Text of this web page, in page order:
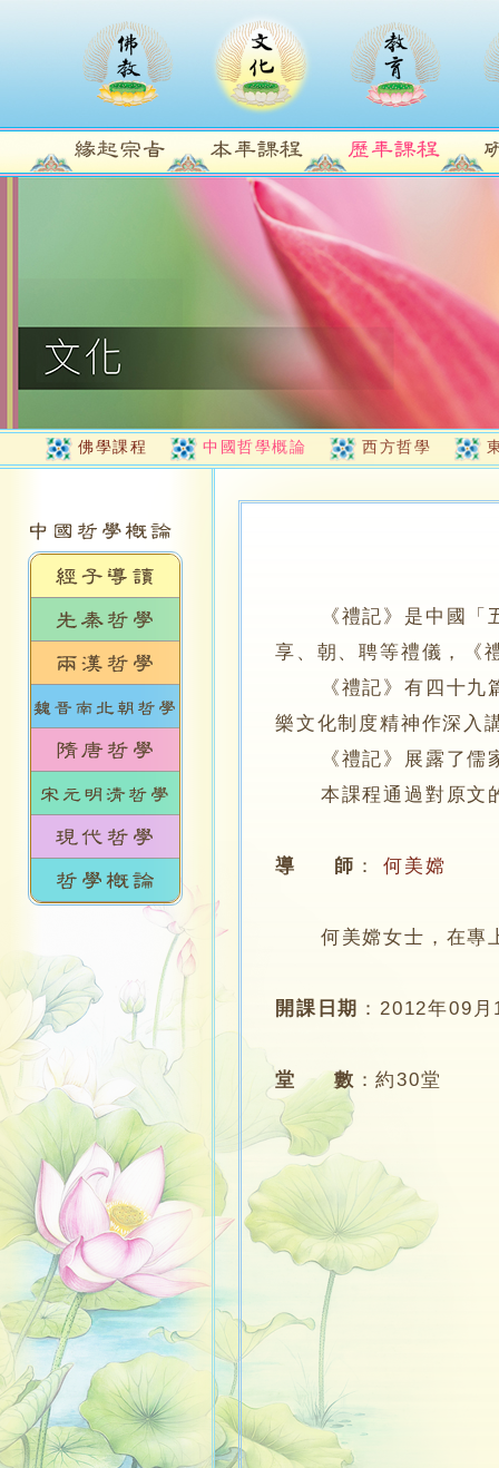
佛學課程 中國哲學概論 西方哲學
《禮記》是中國
享、朝、聘等禮儀，《
《禮記》有四十九篇
樂文化制度精神作深入
《禮記》展露了儒家
本課程通過對原文的
導 師 ： 何美嫦
何美嫦女士，在專上
開課日期 ：2012年09月
堂 數 ：約30堂